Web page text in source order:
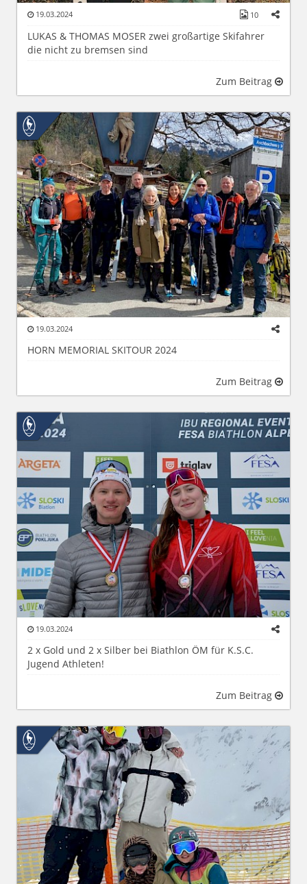
19.03.2024 10
LUKAS & THOMAS MOSER zwei großartige Skifahrer
die nicht zu bremsen sind
Zum Beitrag
19.03.2024
HORN MEMORIAL SKITOUR 2024
Zum Beitrag
19.03.2024
2 x Gold und 2 x Silber bei Biathlon ÖM für K.S.C.
Jugend Athleten!
Zum Beitrag